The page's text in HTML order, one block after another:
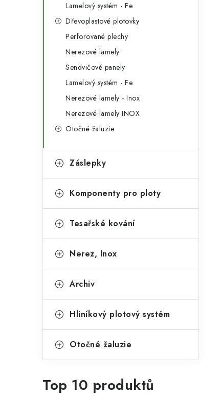
Lamelový systém - Fe
Dřevoplastové plotovky
Perforované plechy
Nerezové lamely
Sendvičové panely
Lamelový systém - Fe
Nerezové lamely - Inox
Nerezové lamely INOX
Otočné žaluzie
Záslepky
Komponenty pro ploty
Tesařské kování
Nerez, Inox
Archiv
Hliníkový plotový systém
Otočné žaluzie
Top 10 produktů